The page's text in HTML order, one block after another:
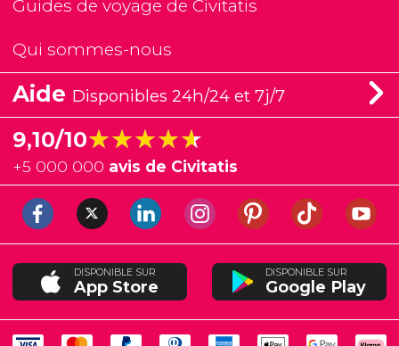
Guides de voyage de Civitatis
Qui sommes-nous
Aide Disponibles 24h/24 et 7j/7
9,10/10★★★★★
★★★★★
+5 000 000 avis de Civitatis
DISPONIBLE SUR
App Store
DISPONIBLE SUR
Google Play